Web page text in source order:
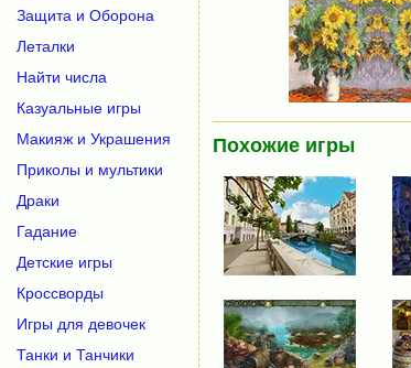
Похожие игры
Защита и Оборона
Леталки
Найти числа
Казуальные игры
Макияж и Украшения
Приколы и мультики
Драки
Гадание
Детские игры
Кроссворды
Игры для девочек
Танки и Танчики